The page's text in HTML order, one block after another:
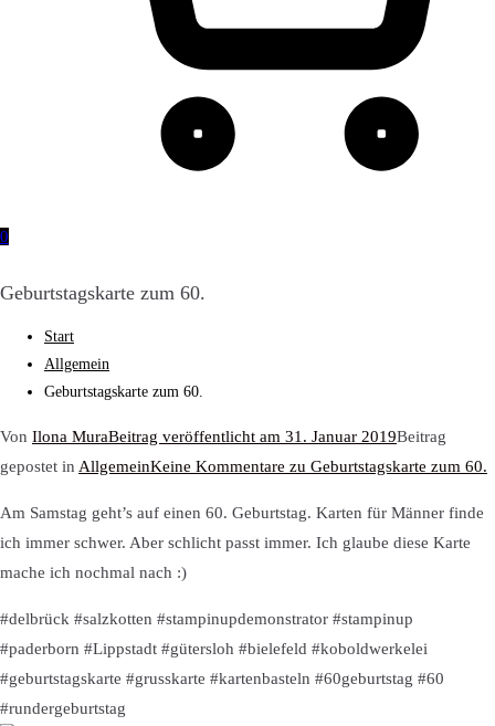
0
Geburtstagskarte zum 60.
Start
Allgemein
Geburtstagskarte zum 60.
Von Ilona MuraBeitrag veröffentlicht am 31. Januar 2019Beitrag
gepostet in AllgemeinKeine Kommentare zu Geburtstagskarte zum 60.
Am Samstag geht’s auf einen 60. Geburtstag. Karten für Männer finde
ich immer schwer. Aber schlicht passt immer. Ich glaube diese Karte
mache ich nochmal nach :)
#delbrück #salzkotten #stampinupdemonstrator #stampinup
#paderborn #Lippstadt #gütersloh #bielefeld #koboldwerkelei
#geburtstagskarte #grusskarte #kartenbasteln #60geburtstag #60
#rundergeburtstag